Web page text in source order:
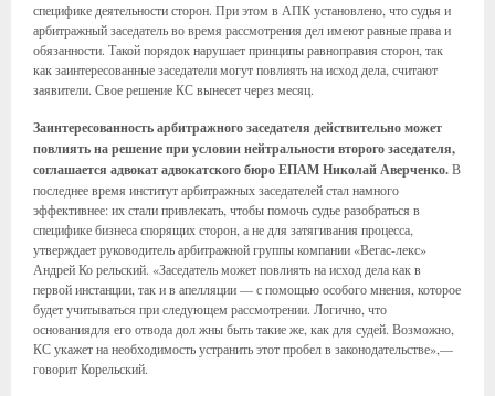
специфике деятельности сторон. При этом в АПК установлено, что судья и
арбитражный заседатель во время рассмотрения дел имеют равные права и
обязанности. Такой порядок нарушает принципы равноправия сторон, так
как заинтересованные заседатели могут повлиять на исход дела, считают
заявители. Свое решение КС вынесет через месяц.
Заинтересованность арбитражного заседателя действительно может
повлиять на решение при условии нейтральности второго заседателя,
соглашается адвокат адвокатского бюро ЕПАМ Николай Аверченко.В
последнее время институт арбитражных заседателей стал намного
эффективнее: их стали привлекать, чтобы помочь судье разобраться в
специфике бизнеса спорящих сторон, а не для затягивания процесса,
утверждает руководитель арбитражной группы компании «Вегас-лекс»
Андрей Ко рельский. «Заседатель может повлиять на исход дела как в
первой инстанции, так и в апелляции — с помощью особого мнения, которое
будет учитываться при следующем рассмотрении. Логично, что
основаниядля его отвода дол жны быть такие же, как для судей. Возможно,
КС укажет на необходимость устранить этот пробел в законодательстве»,—
говорит Корельский.